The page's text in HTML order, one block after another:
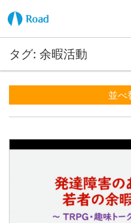
タグ: 余暇活動
並べ